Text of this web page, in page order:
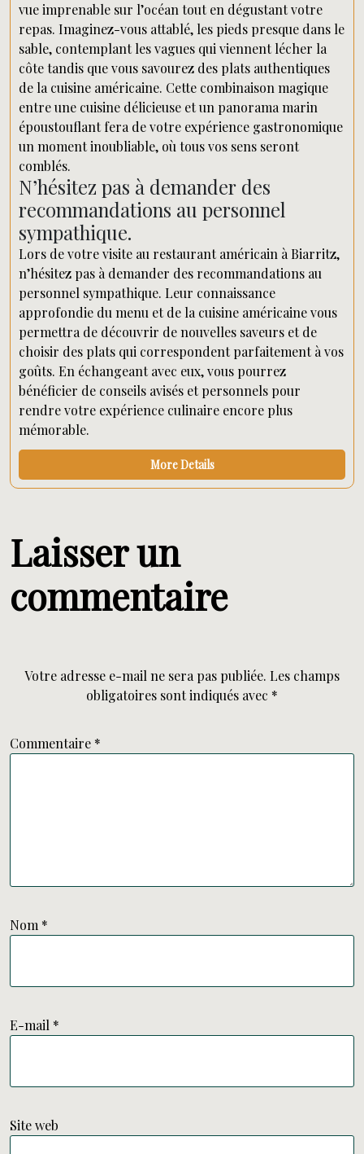
vue imprenable sur l’océan tout en dégustant votre
repas. Imaginez-vous attablé, les pieds presque dans le
sable, contemplant les vagues qui viennent lécher la
côte tandis que vous savourez des plats authentiques
de la cuisine américaine. Cette combinaison magique
entre une cuisine délicieuse et un panorama marin
époustouflant fera de votre expérience gastronomique
un moment inoubliable, où tous vos sens seront
comblés.
N’hésitez pas à demander des
recommandations au personnel
sympathique.
Lors de votre visite au restaurant américain à Biarritz,
n’hésitez pas à demander des recommandations au
personnel sympathique. Leur connaissance
approfondie du menu et de la cuisine américaine vous
permettra de découvrir de nouvelles saveurs et de
choisir des plats qui correspondent parfaitement à vos
goûts. En échangeant avec eux, vous pourrez
bénéficier de conseils avisés et personnels pour
rendre votre expérience culinaire encore plus
mémorable.
More Details
Laisser un
commentaire
Votre adresse e-mail ne sera pas publiée. Les champs
obligatoires sont indiqués avec *
Commentaire *
Nom *
E-mail *
Site web